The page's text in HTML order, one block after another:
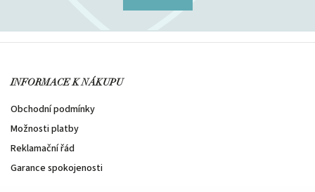
INFORMACE K NÁKUPU
Obchodní podmínky
Možnosti platby
Reklamační řád
Garance spokojenosti